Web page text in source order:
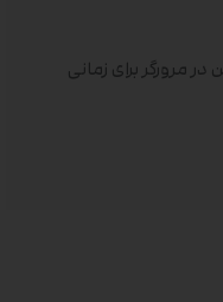
مرورگر برای زمانی